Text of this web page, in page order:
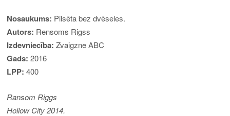
Nosaukums: Pilsēta bez dvēseles.
Autors: Rensoms Rigss
Izdevniecība: Zvaigzne ABC
Gads: 2016
LPP:400
Ransom Riggs
Hollow City 2014.